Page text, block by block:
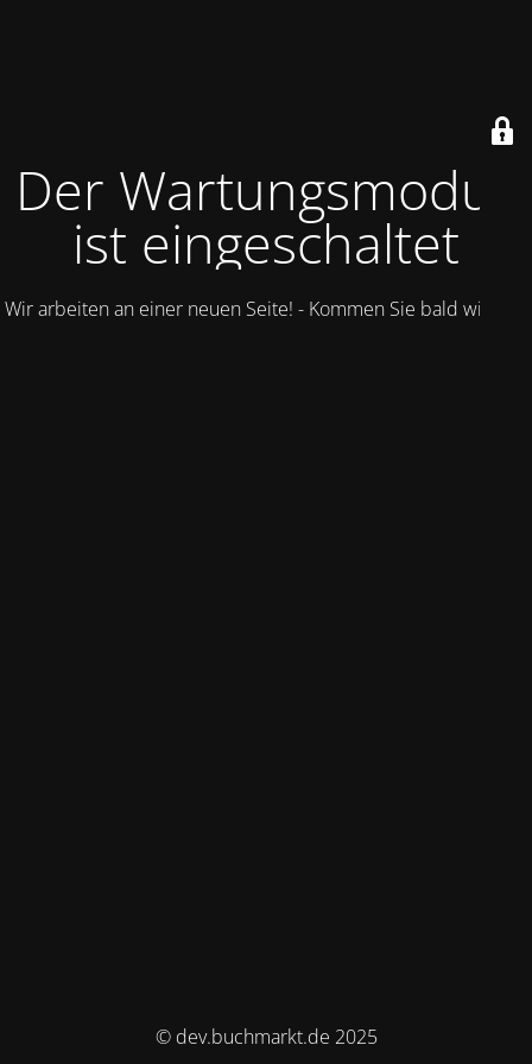
Der Wartungsmodus
ist eingeschaltet
Wir arbeiten an einer neuen Seite! - Kommen Sie bald wieder.
© dev.buchmarkt.de 2025